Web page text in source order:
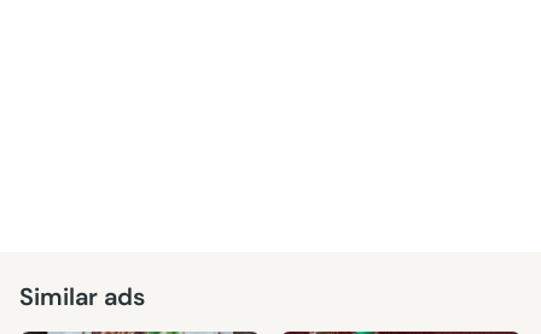
Similar ads